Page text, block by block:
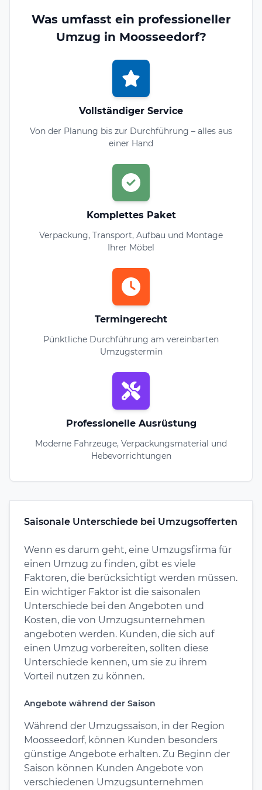
Was umfasst ein professioneller
Umzug in Moosseedorf?
Vollständiger Service
Von der Planung bis zur Durchführung – alles aus
einer Hand
Komplettes Paket
Verpackung, Transport, Aufbau und Montage
Ihrer Möbel
Termingerecht
Pünktliche Durchführung am vereinbarten
Umzugstermin
Professionelle Ausrüstung
Moderne Fahrzeuge, Verpackungsmaterial und
Hebevorrichtungen
Saisonale Unterschiede bei Umzugsofferten
Wenn es darum geht, eine Umzugsfirma für
einen Umzug zu finden, gibt es viele
Faktoren, die berücksichtigt werden müssen.
Ein wichtiger Faktor ist die saisonalen
Unterschiede bei den Angeboten und
Kosten, die von Umzugsunternehmen
angeboten werden. Kunden, die sich auf
einen Umzug vorbereiten, sollten diese
Unterschiede kennen, um sie zu ihrem
Vorteil nutzen zu können.
Angebote während der Saison
Während der Umzugssaison, in der Region
Moosseedorf, können Kunden besonders
günstige Angebote erhalten. Zu Beginn der
Saison können Kunden Angebote von
verschiedenen Umzugsunternehmen